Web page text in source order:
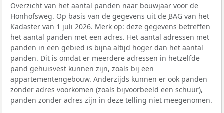
Overzicht van het aantal panden naar bouwjaar voor de
Honhofsweg. Op basis van de gegevens uit de BAG van het
Kadaster van 1 juli 2026. Merk op: deze gegevens betreffen
het aantal panden met een adres. Het aantal adressen met
panden in een gebied is bijna altijd hoger dan het aantal
panden. Dit is omdat er meerdere adressen in hetzelfde
pand gehuisvest kunnen zijn, zoals bij een
appartementengebouw. Anderzijds kunnen er ook panden
zonder adres voorkomen (zoals bijvoorbeeld een schuur),
panden zonder adres zijn in deze telling niet meegenomen.